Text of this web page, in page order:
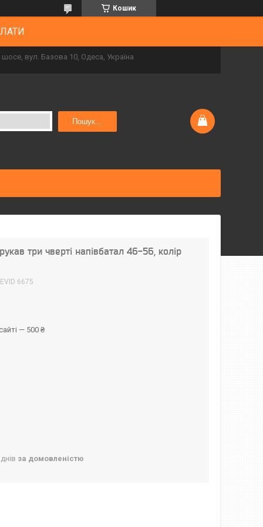
Кошик
вул. Базова 10, Одеса, Україна
Пошук...
три чверті напівбатал 46-56, колір
6675
— 500 ₴
за домовленістю